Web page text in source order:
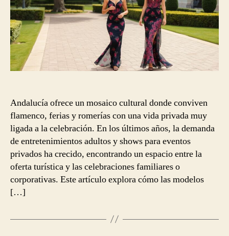
Andalucía ofrece un mosaico cultural donde conviven
flamenco, ferias y romerías con una vida privada muy
ligada a la celebración. En los últimos años, la demanda
de entretenimientos adultos y shows para eventos
privados ha crecido, encontrando un espacio entre la
oferta turística y las celebraciones familiares o
corporativas. Este artículo explora cómo las modelos
[…]